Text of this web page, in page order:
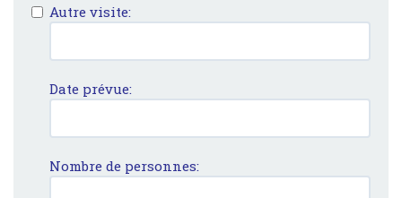
Autre visite:
Date prévue:
Nombre de personnes: